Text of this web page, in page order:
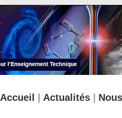
Accueil Actualités|